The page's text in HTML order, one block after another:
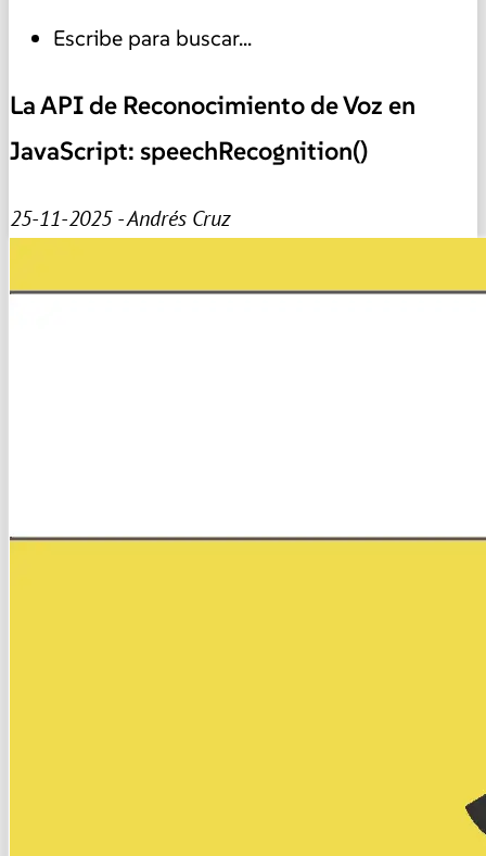
Escribe para buscar...
La API de Reconocimiento de Voz en
JavaScript: speechRecognition()
25-11-2025 - Andrés Cruz